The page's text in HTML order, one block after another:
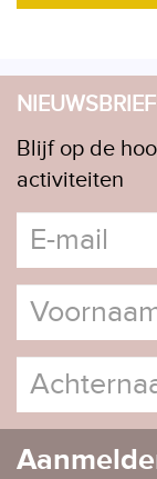
NIEUWSBRIEF
Blijf op de
activiteiten